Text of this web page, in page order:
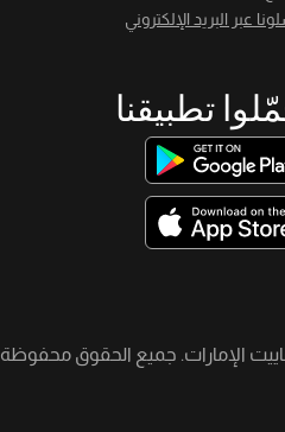
عبر البريد الإلكتروني
تطبيقنا
الإمارات. جميع الحقوق محفوظة